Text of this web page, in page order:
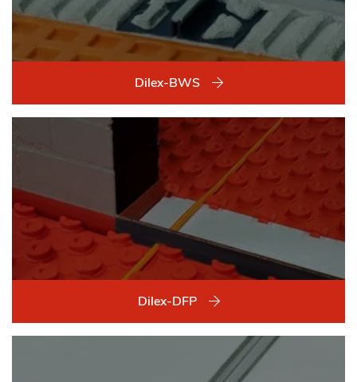
Dilex-BWS
Dilex-DFP